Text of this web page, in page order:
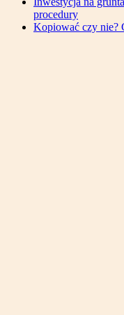
procedury
Kopiować czy nie?